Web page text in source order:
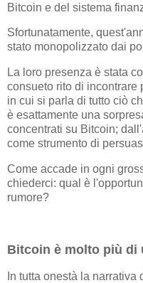
Bitcoin e del sistema
Sfortunatamente,
stato monopolizzato dai
La loro presenza è stata
consueto rito di incontrare
in cui si parla di tutto ciò
è esattamente una
concentrati su Bitcoin;
come strumento di
Come accade in ogni
chiederci: qual è
rumore?
Bitcoin è molto più di
In tutta onestà la narrativa